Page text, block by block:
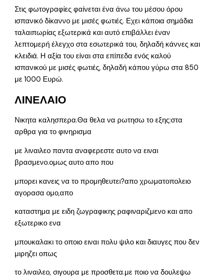
Στις φωτογραφίες φαίνεται ένα άνω του μέσου όρου
ισπανικό δίκαννο με μισές φωτιές. Εχει κάποια σημάδια
ταλαιπωρίας εξωτερικά και αυτό επιβάλλει έναν
λεπτομερή έλεγχο στα εσωτερικά του, δηλαδή κάννες και
κλειδιά. Η αξία του είναι στα επίπεδα ενός καλού
ισπανικού με μισές φωτιές, δηλαδή κάπου γύρω στα 850
με 1000 Ευρώ.
ΛΙΝΕΛΑΙΟ
Νικητα καλησπερα.Θα θελα να ρωτησω το εξης:στα
αρθρα για το φινηρισμα
με λιναιλεο παντα αναφερεστε αυτο να ειναι
βρασμενο.ομως αυτο απο που
μπορει κανεις να το προμηθευτει?απο χρωματοπολειο
αγορασα ομο,απο
καταστημα με ειδη ζωγραφικης ραφιναριζμενο και απο
εξωτερικο ενα
μπουκαλακι το οποιο ειναι πολυ ψιλο και διαυγες που δεν
μιρηζει οπως
το λιναιλεο, σιγουρα με προσθετα.με ποιο να δουλεψω